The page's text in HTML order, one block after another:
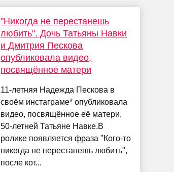
"Никогда не перестанешь
любить". Дочь Татьяны Навки
и Дмитрия Пескова
опубликовала видео,
посвящённое матери
11-летняя Надежда Пескова в
своём инстаграме* опубликовала
видео, посвящённое её матери,
50-летней Татьяне Навке.В
ролике появляется фраза "Кого-то
никогда не перестанешь любить",
после кот...